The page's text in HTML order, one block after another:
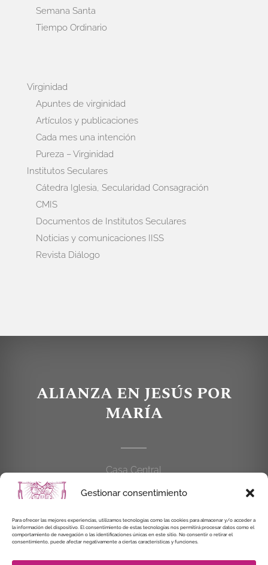
Gestionar consentimiento
Para ofrecer las mejores experiencias, utilizamos tecnologías como las cookies para almacenar y/o acceder a
la información del dispositivo. El consentimiento de estas tecnologías nos permitirá procesar datos como el
comportamiento de navegación o las identificaciones únicas en este sitio. No consentir o retirar el
consentimiento, puede afectar negativamente a ciertas características y funciones.
Semana Santa
Tiempo Ordinario
Virginidad
Apuntes de virginidad
Artículos y publicaciones
Cada mes una intención
Pureza – Virginidad
Institutos Seculares
Cátedra Iglesia, Secularidad Consagración
CMIS
Documentos de Institutos Seculares
Noticias y comunicaciones IISS
Revista Diálogo
ALIANZA EN JESÚS POR
MARÍA
Casa Central
C/Cardenal Cisneros, 55
914 462 114
alianzaenjesuspormaria@gmail.com